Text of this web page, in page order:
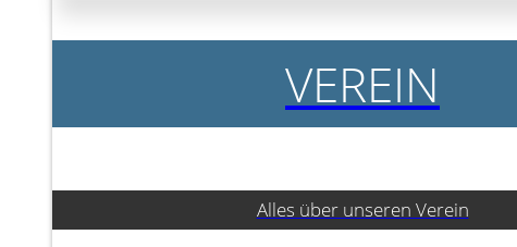
VEREIN
Alles über unseren Verein